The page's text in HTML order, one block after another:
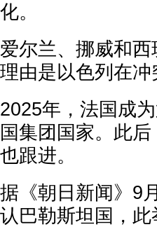
化。
爱尔兰、挪威和
理由是以色列在冲
2025年，法国成
国集团国家。此
也跟进。
据《朝日新闻》9
认巴勒斯坦国，